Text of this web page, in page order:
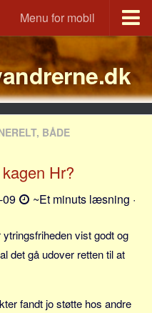
Menu for mobil
BÅDE
Hr?
09
~Et minuts læsning ·
vist godt og
det gå udover retten til at
fandt jo støtte hos andre